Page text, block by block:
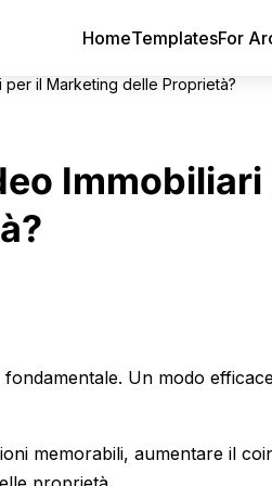
HomeTemplatesFor
per il Marketing delle Proprietà?
Un modo
memorabili, aumentare il